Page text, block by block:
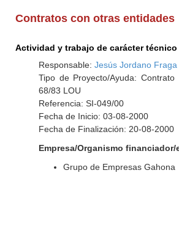
Contratos con otras entidades
Actividad y trabajo de carácter técnico
Responsable: Jesús Jordano Fraga
Tipo de Proyecto/Ayuda: Contrato
68/83 LOU
Referencia: SI-049/00
Fecha de Inicio: 03-08-2000
Fecha de Finalización: 20-08-2000
Empresa/Organismo financiador/
Grupo de Empresas Gahona